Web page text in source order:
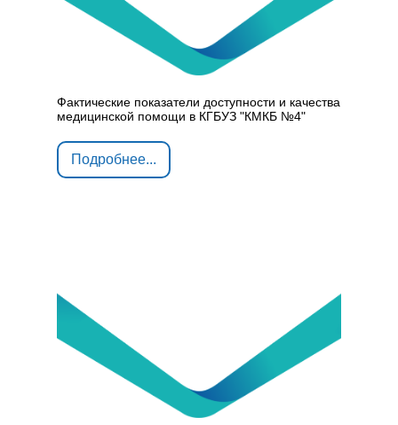
Фактические показатели доступности и качества
медицинской помощи в КГБУЗ "КМКБ №4"
Подробнее...